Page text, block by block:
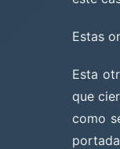
Estas
Esta
que
como